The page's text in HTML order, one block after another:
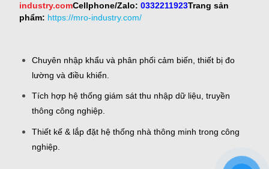
industry.comCellphone/Zalo: 0332211923Trang sản
phẩm: https://mro-industry.com/
Chuyên nhập khẩu và phân phối cảm biến, thiết bị đo
lường và điều khiển.
Tích hợp hệ thống giám sát thu nhập dữ liệu, truyền
thông công nghiệp.
Thiết kế & lắp đặt hệ thống nhà thông minh trong công
nghiệp.